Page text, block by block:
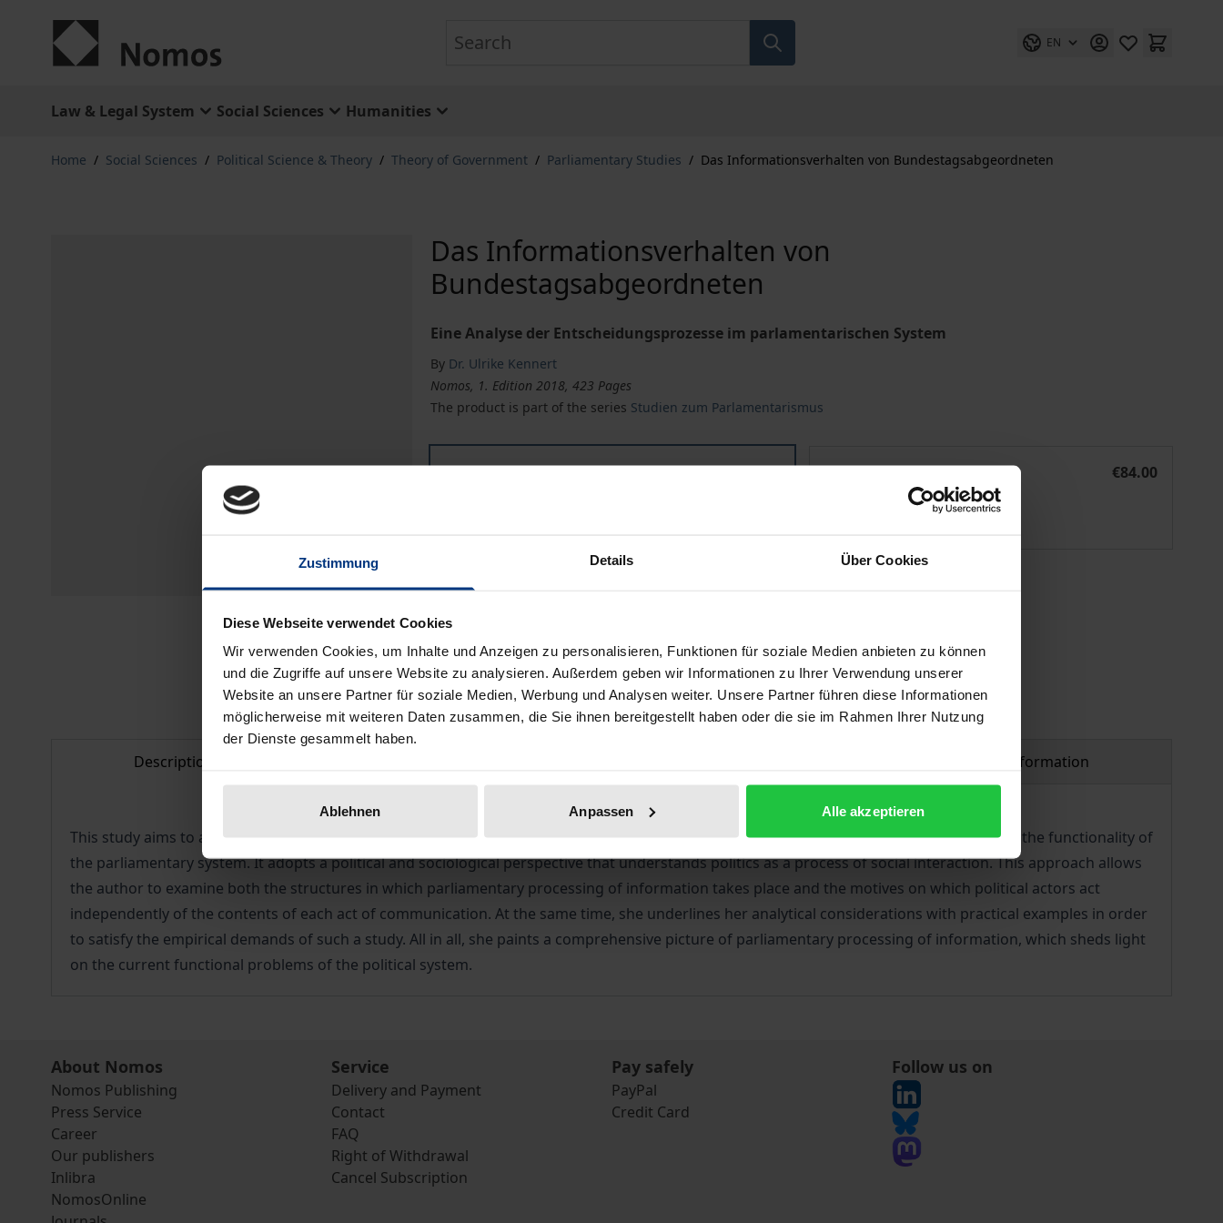
Zustimmung Details Über Cookies
Diese Webseite verwendet Cookies
Wir verwenden Cookies, um Inhalte und Anzeigen zu personalisieren, Funktionen für soziale Medien anbieten zu können
und die Zugriffe auf unsere Website zu analysieren. Außerdem geben wir Informationen zu Ihrer Verwendung unserer
Website an unsere Partner für soziale Medien, Werbung und Analysen weiter. Unsere Partner führen diese Informationen
möglicherweise mit weiteren Daten zusammen, die Sie ihnen bereitgestellt haben oder die sie im Rahmen Ihrer Nutzung
der Dienste gesammelt haben.
Ablehnen Anpassen Alle akzeptieren
EN
Law & Legal System Social Sciences Humanities
Home / Social Sciences / Political Science & Theory / Theory of Government / Parliamentary Studies / Das Informationsverhalten von Bundestagsabgeordneten
Das Informationsverhalten von
Bundestagsabgeordneten
Eine Analyse der Entscheidungsprozesse im parlamentarischen System
By Dr. Ulrike Kennert
Nomos, 1. Edition 2018, 423 Pages
The product is part of the series Studien zum Parlamentarismus
Book
€84.00
eBook
€84.00
ISBN 978-3-8452-9108-6
Prices include VAT. Depending on the delivery address, VAT may vary at checkout.
Delivery cost notice
Description Product safety information
This study aims to analyse parliamentary handling of information and the problems connected with it, which in turn enables it to evaluate the functionality of
the parliamentary system. It adopts a political and sociological perspective that understands politics as a process of social interaction. This approach allows
the author to examine both the structures in which parliamentary processing of information takes place and the motives on which political actors act
independently of the contents of each act of communication. At the same time, she underlines her analytical considerations with practical examples in order
to satisfy the empirical demands of such a study. All in all, she paints a comprehensive picture of parliamentary processing of information, which sheds light
on the current functional problems of the political system.
About Nomos
Nomos Publishing
Press Service
Career
Our publishers
Inlibra
NomosOnline
Service
Delivery and Payment
Contact
FAQ
Right of Withdrawal
Cancel Subscription
Pay safely
PayPal
Credit Card
Follow us on